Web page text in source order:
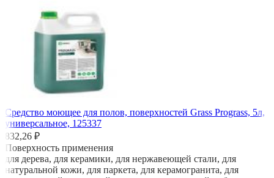
Средство моющее для полов, поверхностей Grass Prograss, 5л,
универсальное, 125337
832,26 ₽
Поверхность применения
для дерева, для керамики, для нержавеющей стали, для
натуральной кожи, для паркета, для керамогранита, для